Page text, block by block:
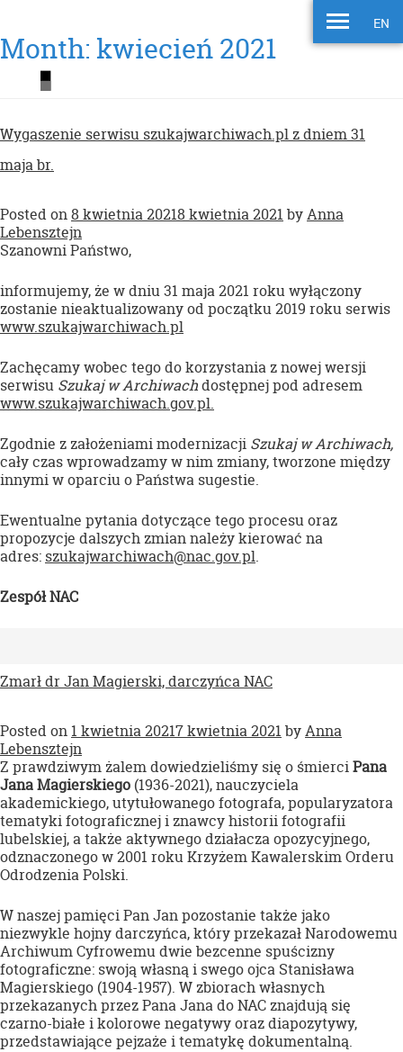
EN
Month: kwiecień 2021
Wygaszenie serwisu szukajwarchiwach.pl z dniem 31
maja br.
Posted on8 kwietnia 20218 kwietnia 2021 byAnna
Lebensztejn
Szanowni Państwo,
informujemy, że w dniu 31 maja 2021 roku wyłączony
zostanie nieaktualizowany od początku 2019 roku serwis
www.szukajwarchiwach.pl
Zachęcamy wobec tego do korzystania z nowej wersji
serwisu Szukaj w Archiwachdostępnej pod adresem
www.szukajwarchiwach.gov.pl.
Zgodnie z założeniami modernizacji Szukaj w Archiwach,
cały czas wprowadzamy w nim zmiany, tworzone między
innymi w oparciu o Państwa sugestie.
Ewentualne pytania dotyczące tego procesu oraz
propozycje dalszych zmian należy kierować na
adres: szukajwarchiwach@nac.gov.pl.
Zespół NAC
Zmarł dr Jan Magierski, darczyńca NAC
Posted on 1 kwietnia 20217 kwietnia 2021 byAnna
Lebensztejn
Z prawdziwym żalem dowiedzieliśmy się o śmierciPana
Jana Magierskiego (1936-2021), nauczyciela
akademickiego, utytułowanego fotografa, popularyzatora
tematyki fotograficznej i znawcy historii fotografii
lubelskiej, a także aktywnego działacza opozycyjnego,
odznaczonego w 2001 roku Krzyżem Kawalerskim Orderu
Odrodzenia Polski.
W naszej pamięci Pan Jan pozostanie także jako
niezwykle hojny darczyńca, który przekazał Narodowemu
Archiwum Cyfrowemu dwie bezcenne spuścizny
fotograficzne: swoją własną i swego ojca Stanisława
Magierskiego (1904-1957). W zbiorach własnych
przekazanych przez Pana Jana do NAC znajdują się
czarno-białe i kolorowe negatywy oraz diapozytywy,
przedstawiające pejzaże i tematykę dokumentalną.